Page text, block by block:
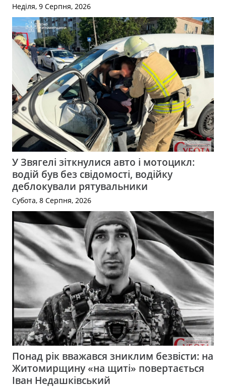
Неділя, 9 Серпня, 2026
У Звягелі зіткнулися авто і мотоцикл:
водій був без свідомості, водійку
деблокували рятувальники
Субота, 8 Серпня, 2026
Понад рік вважався зниклим безвісти: на
Житомирщину «на щиті» повертається
Іван Недашківський